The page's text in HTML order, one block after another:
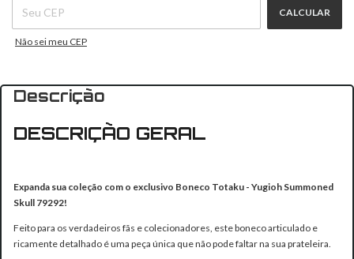
CALCULAR
Não sei meu CEP
Descrição
DESCRIÇÃO GERAL
Expanda sua coleção com o exclusivo Boneco Totaku - Yugioh Summoned
Skull 79292!
Feito para os verdadeiros fãs e colecionadores, este boneco articulado e
ricamente detalhado é uma peça única que não pode faltar na sua prateleira.